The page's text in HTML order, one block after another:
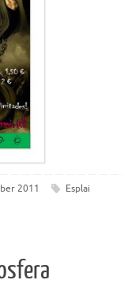
2011 Esplai